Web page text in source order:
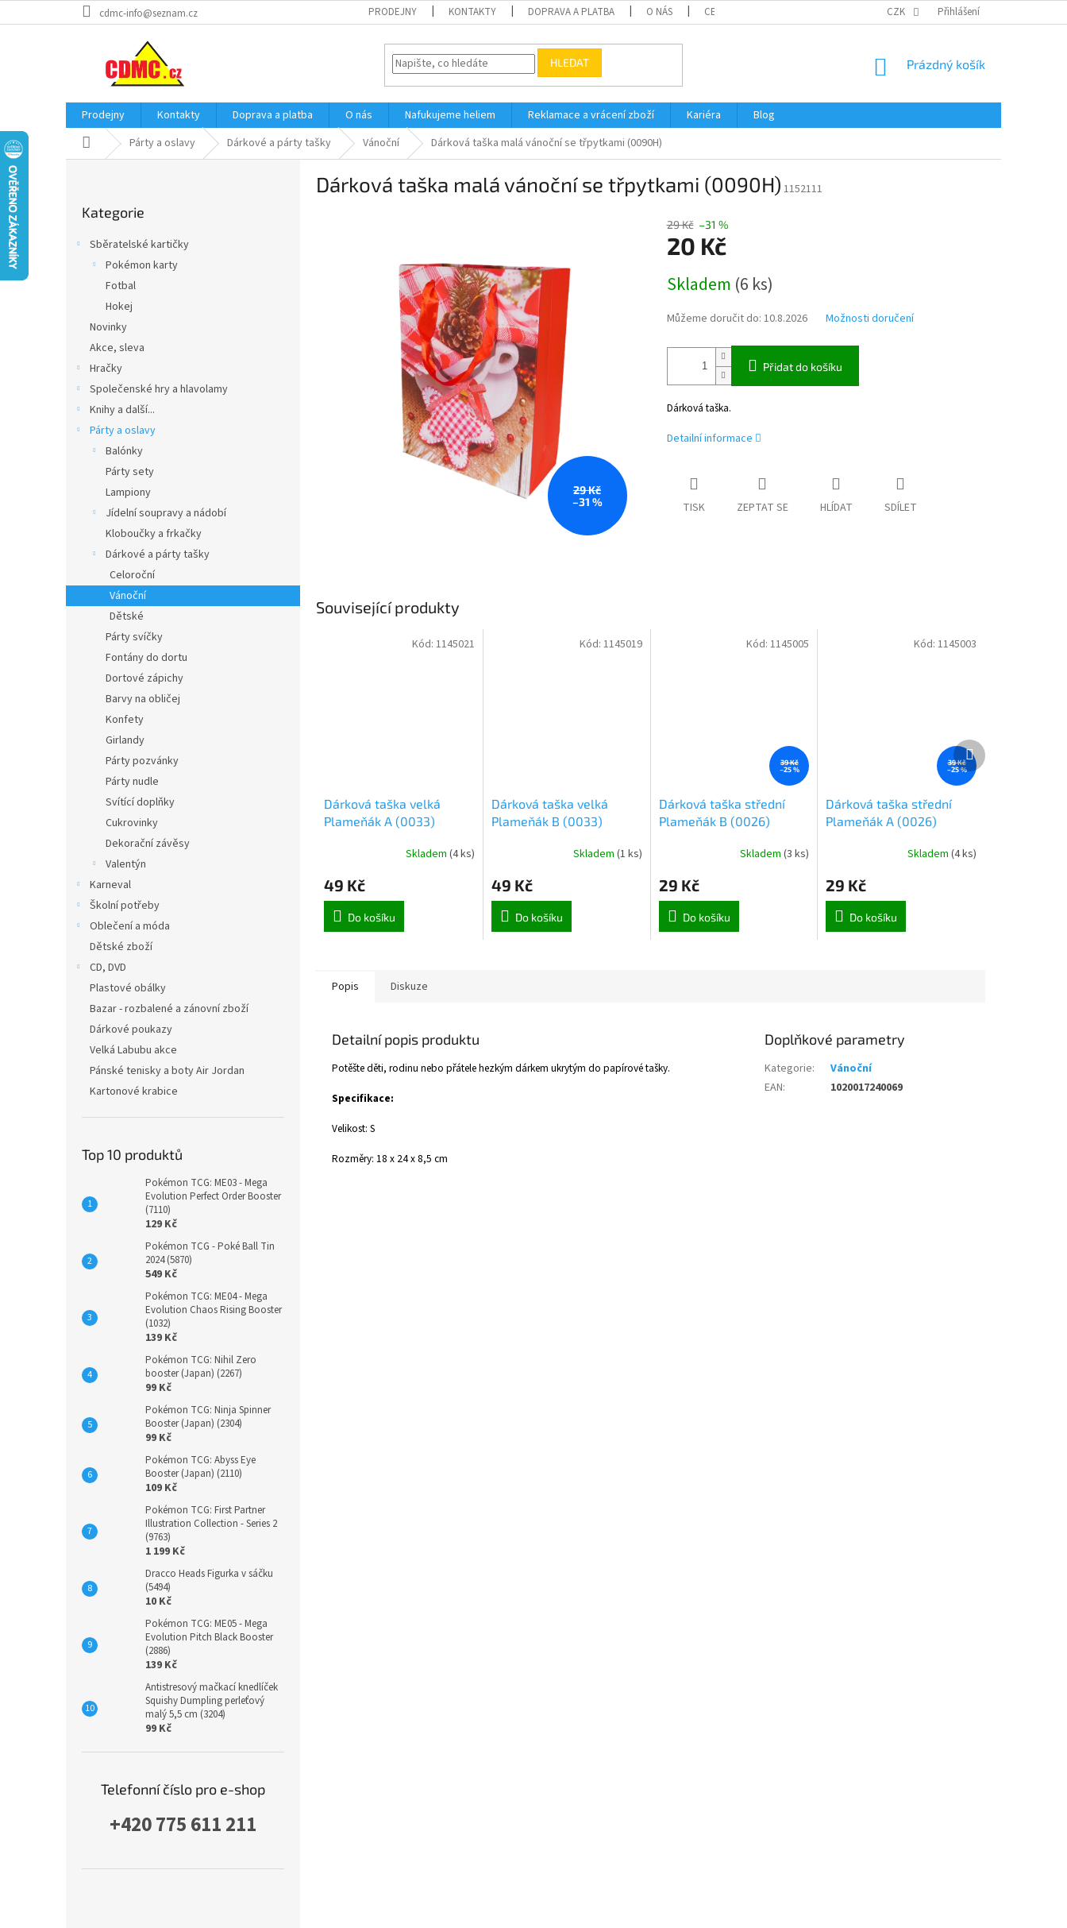
na
cdmc-info@seznam.cz PRODEJNY KONTAKTY DOPRAVA A PLATBA O NÁS CERTIFIKÁTY A NÁVODY OBCHODNÍ PODMÍNKY OCHRANA OSOBNÍCH
CZK Přihlášení
HLEDAT
NÁKUPNÍ
Prázdný košík
Prodejny Kontakty Doprava a platba O nás Nafukujeme heliem Reklamace a vrácení zboží Kariéra
Blog
Domů Párty a oslavy Dárkové a párty tašky Vánoční Dárková taška malá vánoční se třpytkami (0090H)
kategorie
Kategorie
Sběratelské kartičky
Pokémon karty
Fotbal
Hokej
Novinky
Akce, sleva
Hračky
Společenské hry a hlavolamy
Knihy a další...
Párty a oslavy
Balónky
Párty sety
Lampiony
Jídelní soupravy a nádobí
Kloboučky a frkačky
Dárkové a párty tašky
Celoroční
Vánoční
Dětské
Párty svíčky
Fontány do dortu
Dortové zápichy
Barvy na obličej
Konfety
Girlandy
Párty pozvánky
Párty nudle
Svítící doplňky
Cukrovinky
Dekorační závěsy
Valentýn
Karneval
Školní potřeby
Oblečení a móda
Dětské zboží
CD, DVD
Plastové obálky
Bazar - rozbalené a zánovní zboží
Dárkové poukazy
Velká Labubu akce
Pánské tenisky a boty Air Jordan
Kartonové krabice
Top 10 produktů
Pokémon TCG: ME03 - Mega
Evolution Perfect Order Booster
(7110)
129 Kč
Pokémon TCG - Poké Ball Tin
2024 (5870)
549 Kč
Pokémon TCG: ME04 - Mega
Evolution Chaos Rising Booster
(1032)
139 Kč
Pokémon TCG: Nihil Zero
booster (Japan) (2267)
99 Kč
Pokémon TCG: Ninja Spinner
Booster (Japan) (2304)
99 Kč
Pokémon TCG: Abyss Eye
Booster (Japan) (2110)
109 Kč
Pokémon TCG: First Partner
Illustration Collection - Series 2
(9763)
1 199 Kč
Dracco Heads Figurka v sáčku
(5494)
10 Kč
Pokémon TCG: ME05 - Mega
Evolution Pitch Black Booster
(2886)
139 Kč
Antistresový mačkací knedlíček
Squishy Dumpling perleťový
malý 5,5 cm (3204)
99 Kč
Telefonní číslo pro e-shop
+420 775 611 211
Dárková taška malá vánoční se třpytkami (0090H) 1152111
29 Kč
–31 %
29 Kč –31 %
20 Kč
cena:
Skladem (6 ks)
Můžeme doručit do: 10.8.2026 Možnosti doručení
Přidat do košíku
Dárková taška.
Detailní informace
TISK ZEPTAT SE HLÍDAT SDÍLET
Související produkty
Dárková taška velká
Plameňák A (0033)
Skladem (4 ks)
49 Kč
Do košíku
Kód: 1145021
Dárková taška velká
Plameňák B (0033)
Skladem (1 ks)
49 Kč
Do košíku
Kód: 1145019
39 Kč
–25 %
Dárková taška střední
Plameňák B (0026)
Skladem(3 ks)
29 Kč
Do košíku
Kód:1145005
39 Kč
–25 %
Dárková taška střední
Plameňák A (0026)
Skladem (4 ks)
29 Kč
Do košíku
Kód: 1145003
Další
produkt
Popis Diskuze
Detailní popis produktu
Potěšte děti, rodinu nebo přátele hezkým dárkem ukrytým do papírové tašky.
Specifikace:
Velikost: S
Rozměry: 18 x 24 x 8,5 cm
Doplňkové parametry
Kategorie:
Vánoční
EAN: 1020017240069